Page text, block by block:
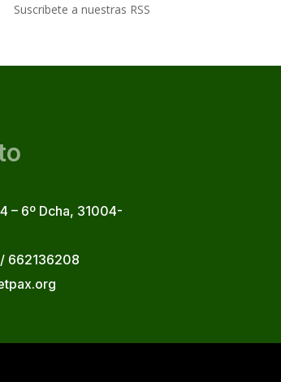
Suscribete a nuestras RSS
– 6º Dcha, 31004-
662136208